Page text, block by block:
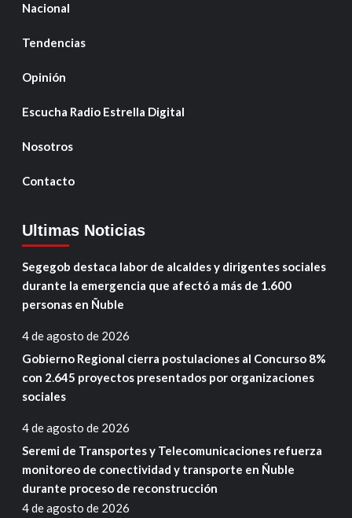
Nacional
Tendencias
Opinión
Escucha Radio Estrella Digital
Nosotros
Contacto
Ultimas Noticias
Segegob destaca labor de alcaldes y dirigentes sociales
durante la emergencia que afectó a más de 1.600
personas en Ñuble
4 de agosto de 2026
Gobierno Regional cierra postulaciones al Concurso 8%
con 2.645 proyectos presentados por organizaciones
sociales
4 de agosto de 2026
Seremi de Transportes y Telecomunicaciones refuerza
monitoreo de conectividad y transporte en Ñuble
durante proceso de reconstrucción
4 de agosto de 2026